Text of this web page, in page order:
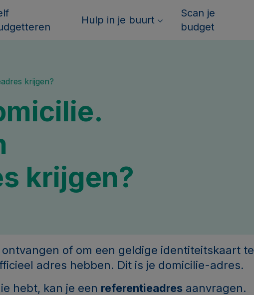
Hulp in je buurt
Scan je
budget
krijgen?
krijgen?
of om een geldige identiteitskaart te
adres hebben. Dit is je domicilie-adres.
hebt, kan je een referentieadres aanvragen.